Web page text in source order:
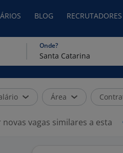
BLOG RECRUTADORES
Onde?
Área
vagas similares a esta